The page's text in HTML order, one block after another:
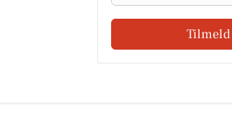
Tilmeld